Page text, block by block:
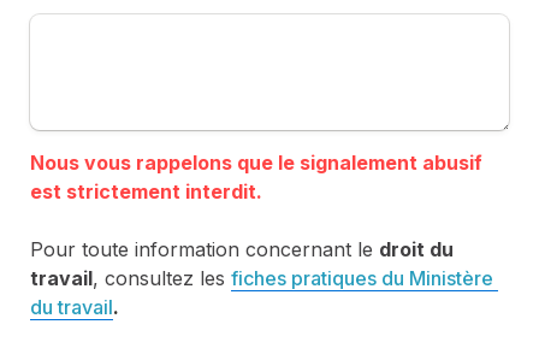
Nous vous rappelons que le signalement abusif
Pour toute information concernant le droit du
travail, consultez les fiches pratiques du Ministère
du travail